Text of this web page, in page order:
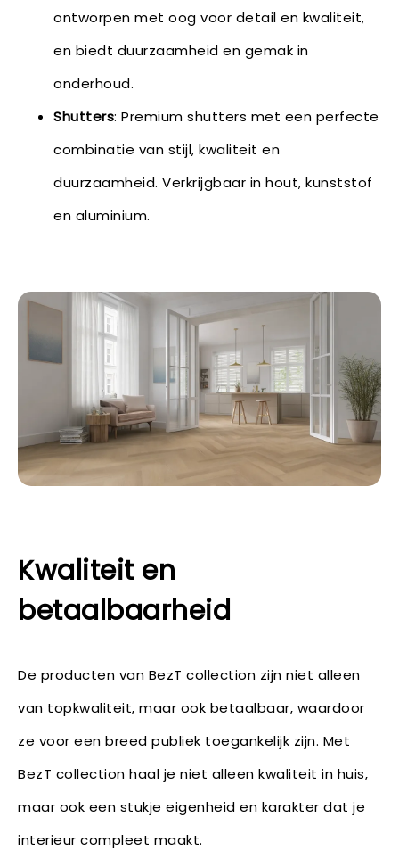
ontworpen met oog voor detail en kwaliteit,
en biedt duurzaamheid en gemak in
onderhoud.
Shutters: Premium shutters met een perfecte
combinatie van stijl, kwaliteit en
duurzaamheid. Verkrijgbaar in hout, kunststof
en aluminium.
Kwaliteit en
betaalbaarheid
De producten van BezT collection zijn niet alleen
van topkwaliteit, maar ook betaalbaar, waardoor
ze voor een breed publiek toegankelijk zijn. Met
BezT collection haal je niet alleen kwaliteit in huis,
maar ook een stukje eigenheid en karakter dat je
interieur compleet maakt.